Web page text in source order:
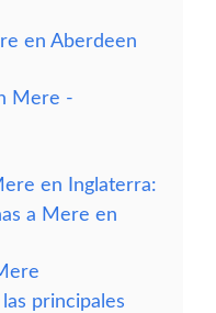
en Aberdeen
Mere -
en Inglaterra:
a Mere en
principales